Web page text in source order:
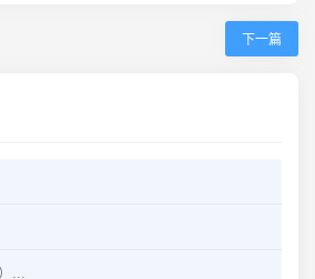
下一篇